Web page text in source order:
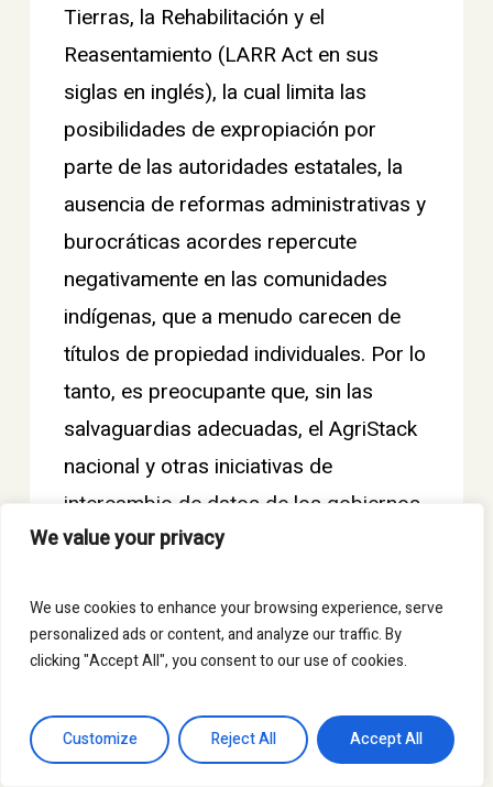
We value your privacy
We use cookies to enhance your browsing experience, serve
personalized ads or content, and analyze our traffic. By
clicking "Accept All", you consent to our use of cookies.
Customize Reject All Accept All
Tierras, la Rehabilitación y el
Reasentamiento (LARR Act en sus
siglas en inglés), la cual limita las
posibilidades de expropiación por
parte de las autoridades estatales, la
ausencia de reformas administrativas y
burocráticas acordes repercute
negativamente en las comunidades
indígenas, que a menudo carecen de
títulos de propiedad individuales. Por lo
tanto, es preocupante que, sin las
salvaguardias adecuadas, el AgriStack
nacional y otras iniciativas de
intercambio de datos de los gobiernos
estatales de la India puedan impactar
históricos de las personas a la tierra.
registros catastrales con otra
información sobre el clima y los tipos